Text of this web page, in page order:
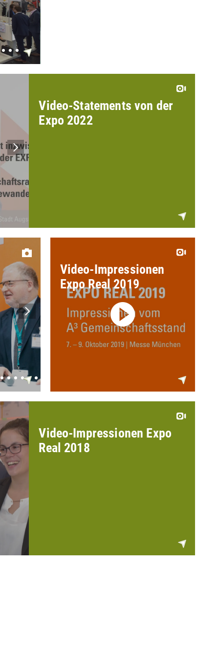
Video-Statements von der
Expo 2022
Video-Impressionen
Expo Real 2019
Video-Impressionen Expo
Real 2018